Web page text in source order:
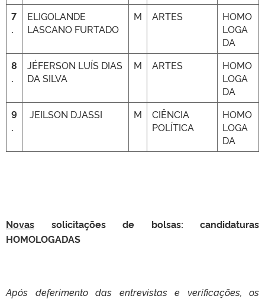
7
.
ELIGOLANDE
LASCANO FURTADO
M ARTES
HOMO
LOGA
DA
8
.
JÉFERSON LUÍS DIAS
DA SILVA
M ARTES
HOMO
LOGA
DA
9
.
JEILSON DJASSI M
CIÊNCIA
POLÍTICA
HOMO
LOGA
DA
Novas solicitações de bolsas: candidaturas
HOMOLOGADAS
Após deferimento das entrevistas e verificações, os